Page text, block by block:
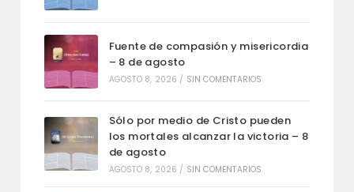
Fuente de compasión y misericordia
– 8 de agosto
AGOSTO 8, 2026 / SIN COMENTARIOS
Sólo por medio de Cristo pueden
los mortales alcanzar la victoria – 8
de agosto
AGOSTO 8, 2026 / SIN COMENTARIOS